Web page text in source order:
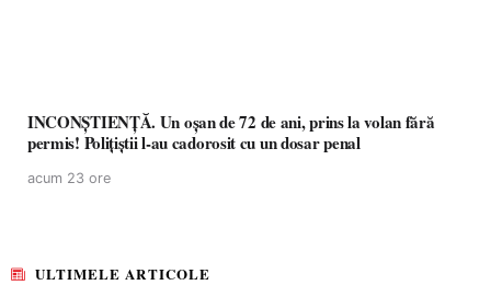
INCONȘTIENȚĂ. Un oșan de 72 de ani, prins la volan fără
permis! Polițiștii l-au cadorosit cu un dosar penal
acum 23 ore
ULTIMELE ARTICOLE